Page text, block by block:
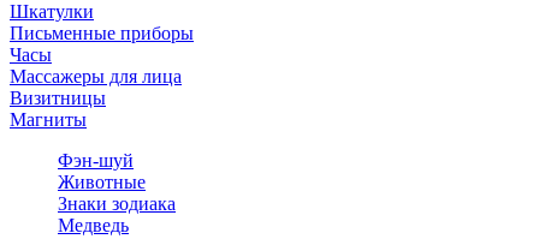
Шкатулки
Письменные приборы
Часы
Массажеры для лица
Визитницы
Магниты
Фэн-шуй
Животные
Знаки зодиака
Медведь